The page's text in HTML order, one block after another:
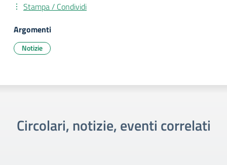
Stampa / Condividi
Argomenti
Notizie
Circolari, notizie, eventi correlati